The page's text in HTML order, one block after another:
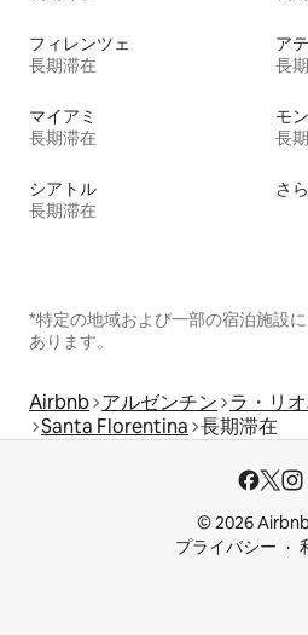
フィレンツェ
長期滞在
ア
長
マイアミ
長期滞在
モ
長
シアトル
長期滞在
さ
*特定の地域および一部の宿泊施設
あります。
Airbnb アルゼンチン ラ・リ
Santa Florentina 長期滞在
© 2026
プライバシー